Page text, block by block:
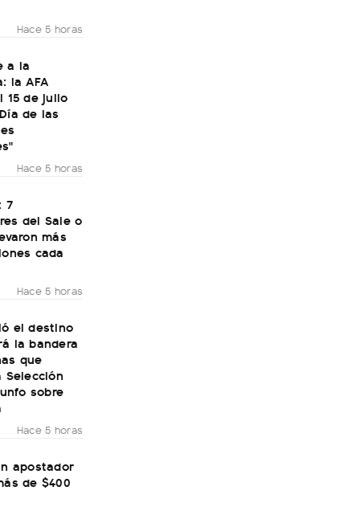
Hace 5 horas
a la
la AFA
15 de julio
de las
Hace 5 horas
7
del Sale o
más
cada
Hace 5 horas
el destino
la bandera
que
sobre
Hace 5 horas
apostador
de $400